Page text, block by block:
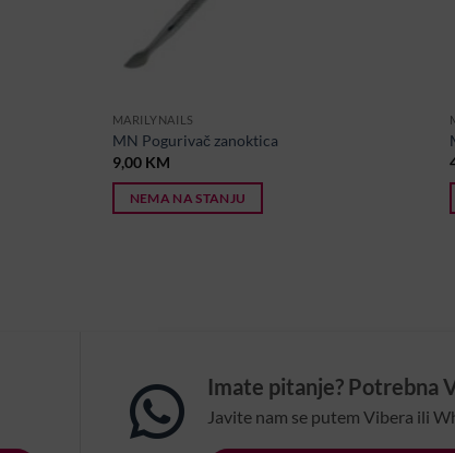
MARILYNAILS
MN Pogurivač zanoktica
9,00 KM
NEMA NA STANJU
Imate pitanje? Potrebna
Javite nam se putem Vibera ili